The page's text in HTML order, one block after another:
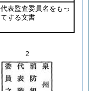
代表監査委員名をもっ
てする文書
2